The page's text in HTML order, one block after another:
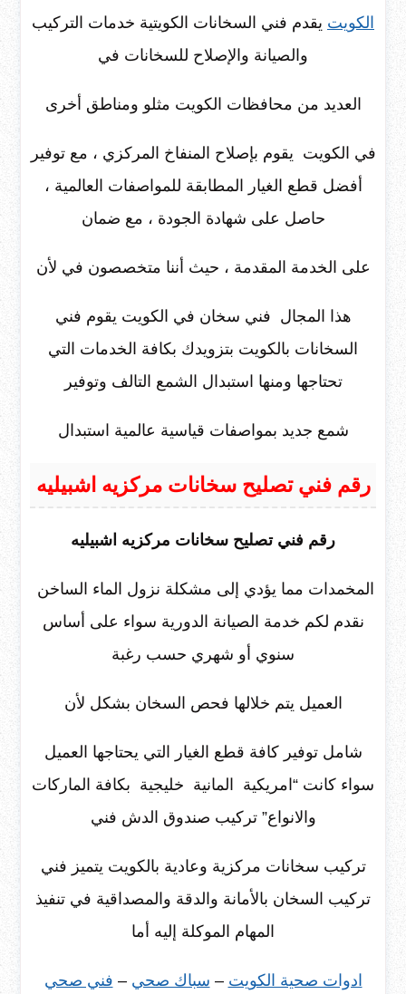
الكويت يقدم فني السخانات الكويتية خدمات التركيب
والصيانة والإصلاح للسخانات في
العديد من محافظات الكويت مثلو ومناطق أخرى
في الكويت يقوم بإصلاح المنفاخ المركزي ، مع توفير
أفضل قطع الغيار المطابقة للمواصفات العالمية ،
حاصل على شهادة الجودة ، مع ضمان
على الخدمة المقدمة ، حيث أننا متخصصون في لأن
هذا المجال فني سخان في الكويت يقوم فني
السخانات بالكويت بتزويدك بكافة الخدمات التي
تحتاجها ومنها استبدال الشمع التالف وتوفير
شمع جديد بمواصفات قياسية عالمية استبدال
رقم فني تصليح سخانات مركزيه اشبيليه
رقم فني تصليح سخانات مركزيه اشبيليه
المخمدات مما يؤدي إلى مشكلة نزول الماء الساخن
نقدم لكم خدمة الصيانة الدورية سواء على أساس
سنوي أو شهري حسب رغبة
العميل يتم خلالها فحص السخان بشكل لأن
شامل توفير كافة قطع الغيار التي يحتاجها العميل
سواء كانت “امريكية المانية خليجية بكافة الماركات
والانواع” تركيب صندوق الدش فني
تركيب سخانات مركزية وعادية بالكويت يتميز فني
تركيب السخان بالأمانة والدقة والمصداقية في تنفيذ
المهام الموكلة إليه أما
ادوات صحية الكويت – سباك صحي – فني صحي